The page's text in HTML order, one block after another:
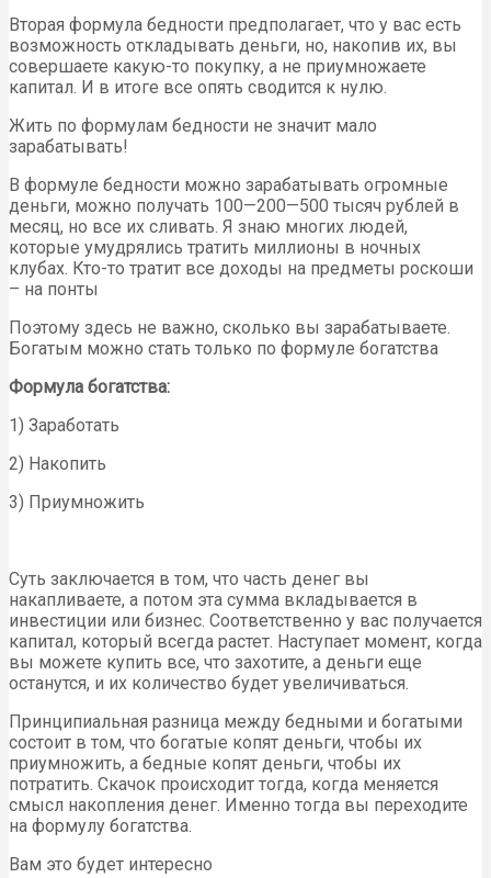
Вторая формула бедности предполагает, что у вас есть
возможность откладывать деньги, но, накопив их, вы
совершаете какую-то покупку, а не приумножаете
капитал. И в итоге все опять сводится к нулю.
Жить по формулам бедности не значит мало
зарабатывать!
В формуле бедности можно зарабатывать огромные
деньги, можно получать 100—200—500 тысяч рублей в
месяц, но все их сливать. Я знаю многих людей,
которые умудрялись тратить миллионы в ночных
клубах. Кто-то тратит все доходы на предметы роскоши
– на понты
Поэтому здесь не важно, сколько вы зарабатываете.
Богатым можно стать только по формуле богатства
Формула богатства:
1) Заработать
2) Накопить
3) Приумножить
Суть заключается в том, что часть денег вы
накапливаете, а потом эта сумма вкладывается в
инвестиции или бизнес. Соответственно у вас получается
капитал, который всегда растет. Наступает момент, когда
вы можете купить все, что захотите, а деньги еще
останутся, и их количество будет увеличиваться.
Принципиальная разница между бедными и богатыми
состоит в том, что богатые копят деньги, чтобы их
приумножить, а бедные копят деньги, чтобы их
потратить. Скачок происходит тогда, когда меняется
смысл накопления денег. Именно тогда вы переходите
на формулу богатства.
Вам это будет интересно